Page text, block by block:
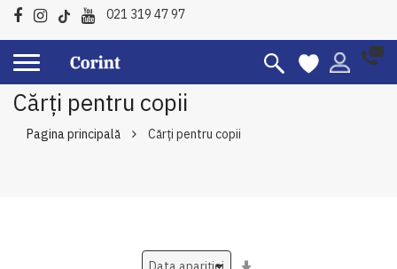
021 319 47 97
Cărți pentru copii
Pagina principală Cărți pentru copii